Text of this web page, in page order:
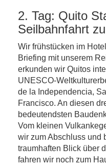
2. Tag: Quito
Seilbahnfahrt
Wir frühstücken im
Briefing mit unserem
erkunden wir Quitos
UNESCO-
de la Independencia,
Francisco. An diesen
bedeutendsten
Vom kleinen
wir zum Abschluss und
traumhaften Blick über
fahren wir noch zum